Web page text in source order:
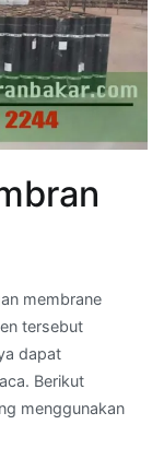
membrane
tersebut
dapat
Berikut
menggunakan